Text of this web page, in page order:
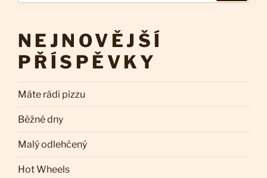
NEJNOVĚJŠÍ
PŘÍSPĚVKY
Máte rádi pizzu
Běžné dny
Malý odlehčený
Hot Wheels